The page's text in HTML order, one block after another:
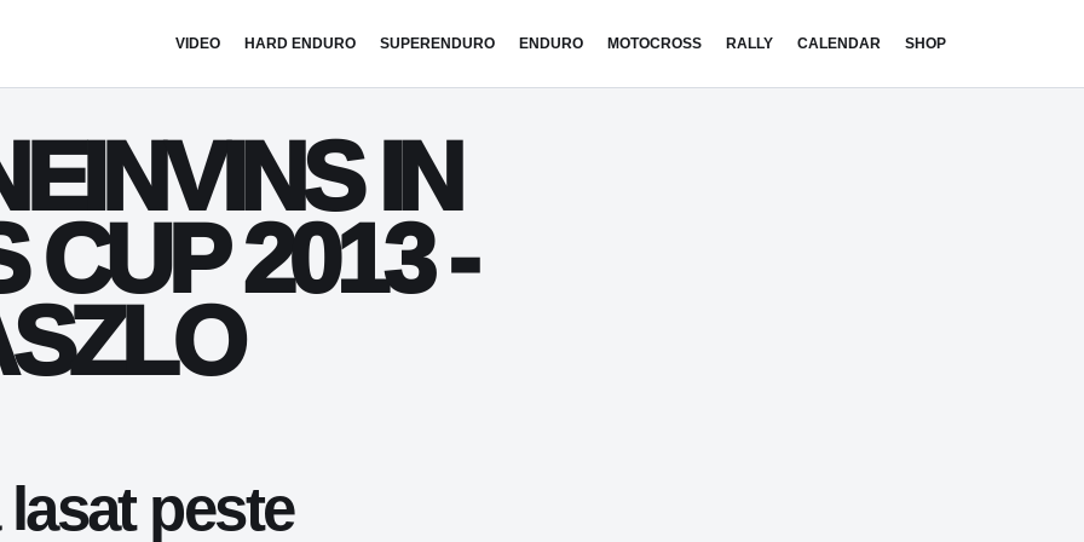
VIDEO HARD ENDURO SUPERENDURO ENDURO MOTOCROSS RALLY CALENDAR SHOP
IN
CUP 2013 -
peste